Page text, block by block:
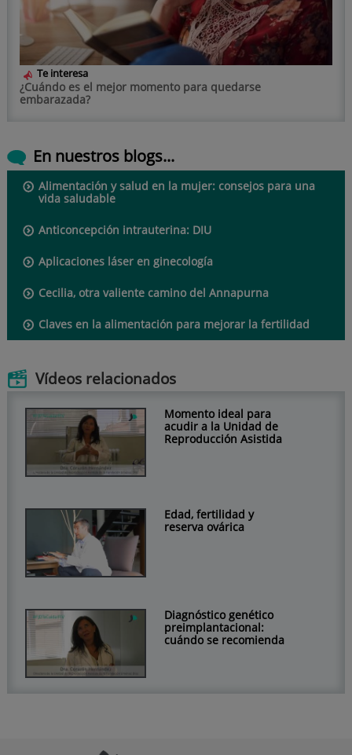
Te interesa
¿Cuándo es el mejor momento para quedarse
embarazada?
En nuestros blogs...
Alimentación y salud en la mujer: consejos para una
vida saludable
Anticoncepción intrauterina: DIU
Aplicaciones láser en ginecología
Cecilia, otra valiente camino del Annapurna
Claves en la alimentación para mejorar la fertilidad
Vídeos relacionados
Momento ideal para
acudir a la Unidad de
Reproducción Asistida
Edad, fertilidad y
reserva ovárica
Diagnóstico genético
preimplantacional:
cuándo se recomienda